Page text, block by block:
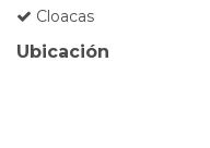
Cloacas
Ubicación